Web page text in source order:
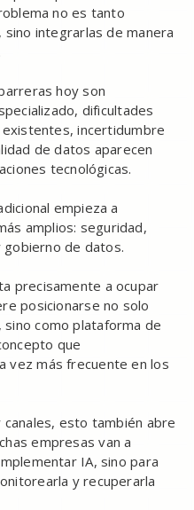
no es tanto
integrarlas de manera
hoy son
dificultades
incertidumbre
de datos aparecen
tecnológicas.
empieza a
amplios: seguridad,
gobierno de datos.
precisamente a ocupar
posicionarse no solo
como plataforma de
que
vez más frecuente en los
esto también abre
empresas van a
IA, sino para
y recuperarla